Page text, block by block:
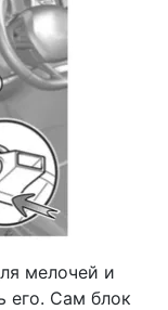
мелочей и
его. Сам блок